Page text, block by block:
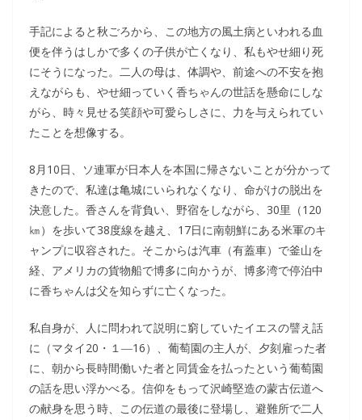
手記によると秋ごろから、この地方の風土病といわれる血
便を伴うはしかで多くの子供が亡くなり、私もやせ細り死
にそうになった。二人の母は、体調や、前途への不安を抱
えながらも、やせ細っていく香ちゃんの世話を懸命にしな
がら、時々見せる笑顔や可愛らしさに、力を与えられてい
たことを想像する。
8月10日、ソ連軍が日本人を本国に帰さないことが分かって
きたので、私達は亀城にいられなくなり、命がけの脱出を
決意した。香さんを背負い、野宿をしながら、30里（120
㎞）を歩いて38度線を越え、17日に南朝鮮にある米軍のキ
ャンプに収容された。そこからは汽車（有蓋車）で釜山を
経、アメリカの貨物船で博多に向かうが、博多湾で停泊中
に香ちゃんは父を知らずに亡くなった。
私自身が、人に問われて説明に窮していたイエスの譬え話
に（マタイ20・１―16）、葡萄園の主人が、夕刻雇った者
に、朝から長時間働いた者と同賃金を払ったという葡萄園
の話を思い浮かべる。信仰をもって沢崎堅造の蒙古伝道へ
の献身を思う時、この伝道の最後に登場し、避難所で二人